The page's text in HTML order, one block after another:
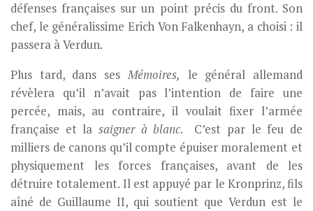
défenses françaises sur un point précis du front. Son
chef, le généralissime Erich Von Falkenhayn, a choisi : il
passera à Verdun.
Plus tard, dans sesMémoires, le général allemand
révèlera qu’il n’avait pas l’intention de faire une
percée, mais, au contraire, il voulait fixer l’armée
française et la saigner à blanc. C’est par le feu de
milliers de canons qu’il compte épuiser moralement et
physiquement les forces françaises, avant de les
détruire totalement. Il est appuyé par le Kronprinz, fils
aîné de Guillaume II, qui soutient que Verdun est le